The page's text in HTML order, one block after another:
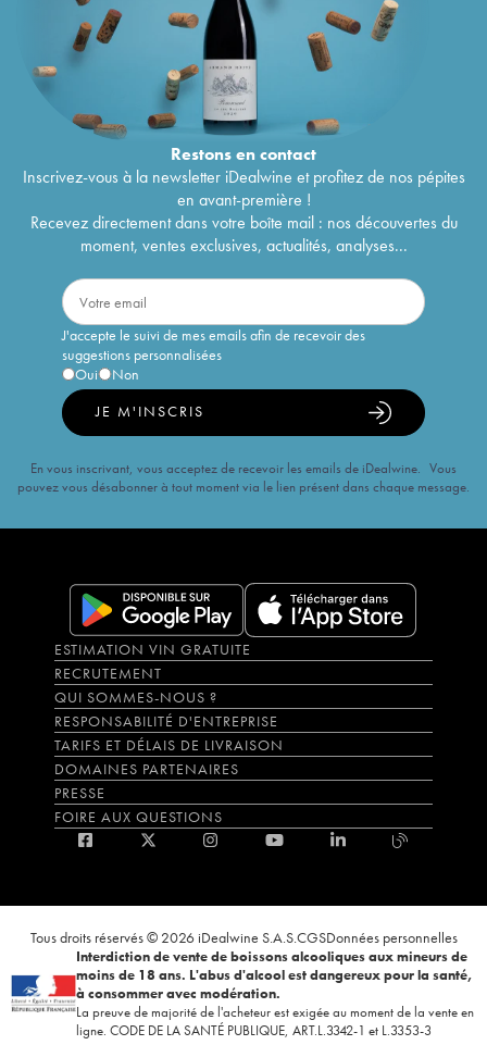
Restons encontact
Inscrivez-vous à la newsletter iDealwine et profitez de nos pépites
en avant-première !
Recevez directement dans votre boîte mail : nos découvertes du
moment, ventes exclusives, actualités, analyses...
J'accepte le suivi de mes emails afin de recevoir des
suggestions personnalisées
Oui
Non
JE M'INSCRIS
En vous inscrivant, vous acceptez de recevoir les emails de iDealwine. Vous
pouvez vous désabonner à tout moment via le lien présent dans chaque message.
ESTIMATION VIN GRATUITE
RECRUTEMENT
QUI SOMMES-NOUS ?
RESPONSABILITÉ D'ENTREPRISE
TARIFS ET DÉLAIS DE LIVRAISON
DOMAINES PARTENAIRES
PRESSE
FOIRE AUX QUESTIONS
Tous droits réservés © 2026 iDealwine S.A.S.CGSDonnées personnelles
Interdiction de vente de boissons alcooliques aux mineurs de
moins de 18 ans. L'abus d'alcool est dangereux pour la santé,
à consommer avec modération.
La preuve de majorité de l'acheteur est exigée au moment de la vente en
ligne. CODE DE LA SANTÉ PUBLIQUE, ART.L.3342-1 et L.3353-3